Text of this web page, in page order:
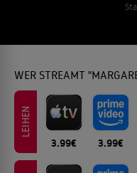
WER STREAMT
LEIHEN
3.99€ 3.99€